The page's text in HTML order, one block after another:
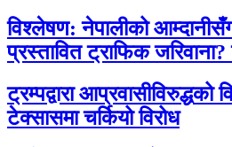
विश्लेषण: नेपालीको
प्रस्तावित ट्राफिक
ट्रम्पद्वारा आप्रवासीविरुद्धको
टेक्सासमा चर्कियो विरोध